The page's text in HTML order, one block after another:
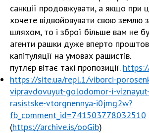
санкції продовжувати, а якщо при
хочете відвойовувати свою землю
шляхом, то і зброї більше вам не
агенти рашки дуже вперто
капітуляції на умовах рашистів.
путлєр вітає такі пропозиції.
https://site.ua/repl.1/viborci-
vipravdovuyut-golodomor-i-
rasistske-vtorgnennya-i0jmg2w?
fb_comment_id=741503778032510
(https://archive.is/ooGib)